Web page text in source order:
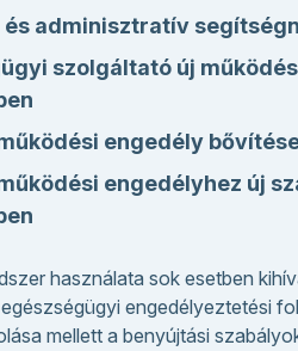
és adminisztratív
szolgáltató új
engedély
engedélyhez új
használata sok esetben
engedélyeztetési
mellett a benyújtási